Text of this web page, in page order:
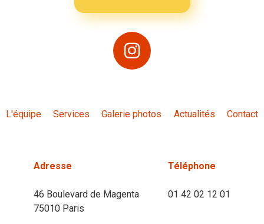
L'équipe Services Galerie photos Actualités Contact
Adresse
46 Boulevard de Magenta
75010 Paris
Téléphone
01 42 02 12 01